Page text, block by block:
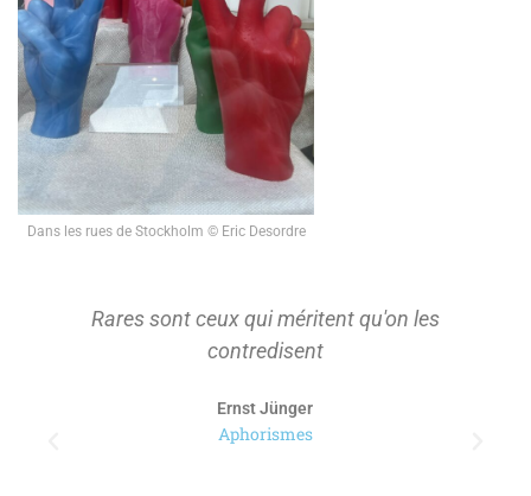
Dans les rues de Stockholm © Eric Desordre
Rares sont ceux qui méritent qu'on les
contredisent
Ernst Jünger
Aphorismes